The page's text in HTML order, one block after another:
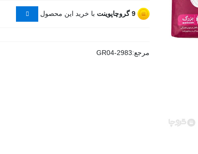
9گروچاپوینت با خرید این محصول
مرجع:GR04-2983